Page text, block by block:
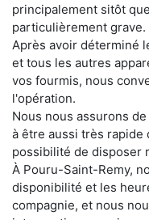
principalement sitôt
particulièrement grave.
Après avoir déterminé
et tous les autres
vos fourmis, nous
l'opération.
Nous nous assurons
à être aussi très
possibilité de disposer
À Pouru-Saint-Remy,
disponibilité et les
compagnie, et nous